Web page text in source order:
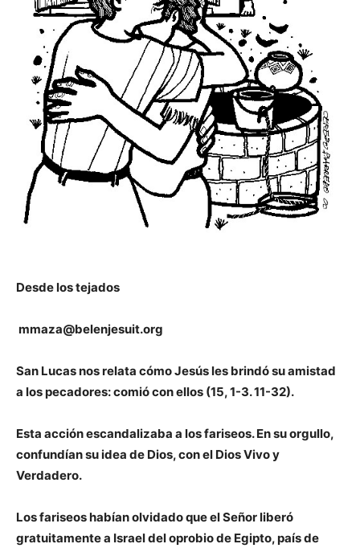
Desde los tejados
mmaza@belenjesuit.org
San Lucas nos relata cómo Jesús les brindó su amistad
a los pecadores: comió con ellos (15, 1-3. 11-32).
Esta acción escandalizaba a los fariseos. En su orgullo,
confundían su idea de Dios, con el Dios Vivo y
Verdadero.
Los fariseos habían olvidado que el Señor liberó
gratuitamente a Israel del oprobio de Egipto, país de